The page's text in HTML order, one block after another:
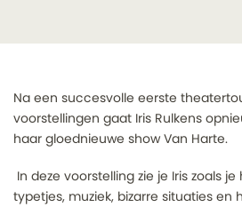
Na een succesvolle eerste
voorstellingen gaat Iris Rulkens
haar gloednieuwe show Van Harte.
In deze voorstelling zie je Iris zoals
typetjes, muziek, bizarre situaties en